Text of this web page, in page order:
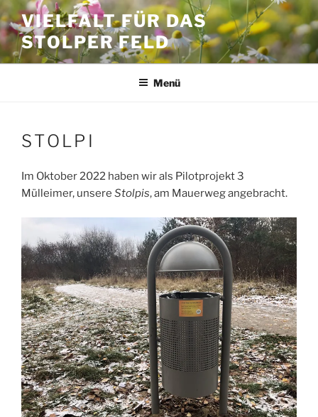
Zum
Inhalt
springen
VIELFALT FÜR DAS
STOLPER FELD
Menü
STOLPI
Im Oktober 2022 haben wir als Pilotprojekt 3
Mülleimer, unsere Stolpis, am Mauerweg angebracht.